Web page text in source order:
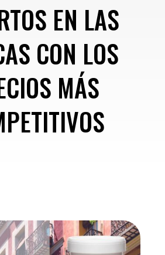
EN LAS
CON LOS
MÁS